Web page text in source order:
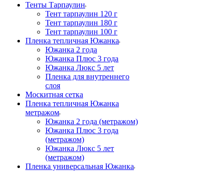
Тенты Тарпаулин
Тент тарпаулин 120 г
Тент тарпаулин 180 г
Тент тарпаулин 100 г
Пленка тепличная Южанка
Южанка 2 года
Южанка Плюс 3 года
Южанка Люкс 5 лет
Пленка для внутреннего
слоя
Москитная сетка
Пленка тепличная Южанка
метражом
Южанка 2 года (метражом)
Южанка Плюс 3 года
(метражом)
Южанка Люкс 5 лет
(метражом)
Пленка универсальная Южанка